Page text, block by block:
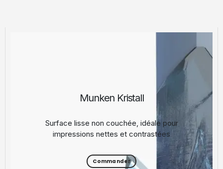
Munken Kristall
Surface lisse non couchée, idéale pour
impressions nettes et contrastées
Commander